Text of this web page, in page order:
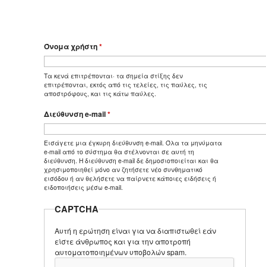
Όνομα χρήστη*
Τα κενά επιτρέπονται· τα σημεία στίξης δεν
επιτρέπονται, εκτός από τις τελείες, τις παύλες, τις
αποστρόφους, και τις κάτω παύλες.
Διεύθυνση e-mail*
Εισάγετε μια έγκυρη διεύθυνση e-mail. Όλα τα μηνύματα
e-mail από το σύστημα θα στέλνονται σε αυτή τη
διεύθυνση. Η διεύθυνση e-mail δε δημοσιοποιείται και θα
χρησιμοποιηθεί μόνο αν ζητήσετε νέο συνθηματικό
εισόδου ή αν θελήσετε να παίρνετε κάποιες ειδήσεις ή
ειδοποιήσεις μέσω e-mail.
CAPTCHA
Αυτή η ερώτηση είναι για να διαπιστωθεί εάν
είστε άνθρωπος και για την αποτροπή
αυτοματοποιημένων υποβολών spam.